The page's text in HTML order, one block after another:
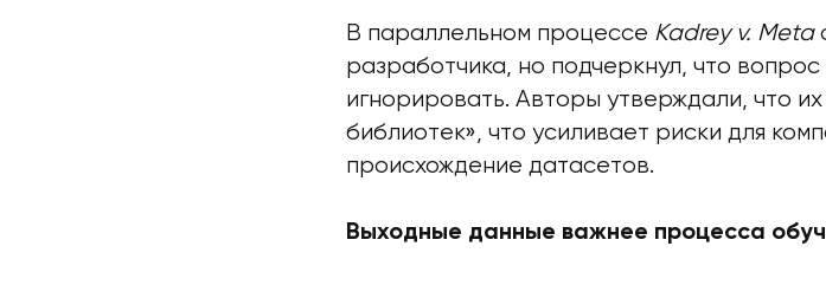
В параллельном процессе Kadrey v. Meta
разработчика, но подчеркнул, что
игнорировать. Авторы утверждали, что
библиотек», что усиливает риски для
происхождение датасетов.
Выходные данные важнее процесса